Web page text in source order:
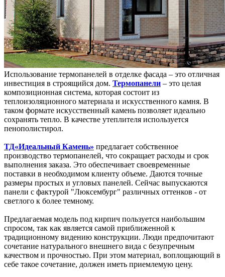
Использование термопанелей в отделке фасада – это отличная
инвестиция в строящийся дом. Термопанели – это целая
композиционная система, которая состоит из
теплоизоляционного материала и искусственного камня. В
таком формате искусственный камень позволяет идеально
сохранять тепло. В качестве утеплителя используется
пенополистирол.
ТД«Идеальный Камень» предлагает собственное
производство термопанелей, что сокращает расходы и срок
выполнения заказа. Это обеспечивает своевременные
поставки в необходимом клиенту объеме. Даются точные
размеры простых и угловых панелей. Сейчас выпускаются
панели с фактурой "Люксембург" различных оттенков - от
светлого к более темному.
Предлагаемая модель под кирпич пользуется наибольшим
спросом, так как является самой приближенной к
традиционному видению конструкции. Люди предпочитают
сочетание натурального внешнего вида с безупречным
качеством и прочностью. При этом материал, воплощающий в
себе такое сочетание, должен иметь приемлемую цену.